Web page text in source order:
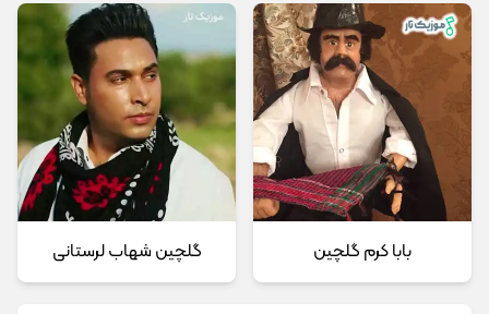
بابا کرم گلچین گلچین شهاب لرستانی